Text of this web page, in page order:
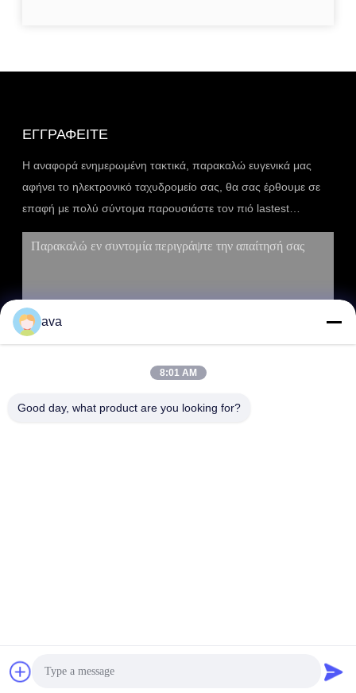
ΕΓΓΡΑΦΕΊΤΕ
Η αναφορά ενημερωμένη τακτικά, παρακαλώ ευγενικά μας
αφήνει το ηλεκτρονικό ταχυδρομείο σας, θα σας έρθουμε σε
επαφή με πολύ σύντομα παρουσιάστε τον πιό lastest
κατάλογο.
Machinery Co., Ltd. . Διατηρούνται όλα τα πνευματικά
ava
8:01 AM
Good day, what product are you looking for?